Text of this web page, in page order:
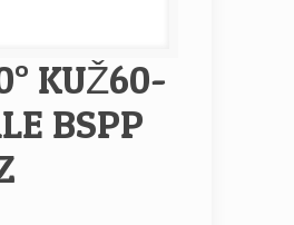
KUŽ60-
BSPP